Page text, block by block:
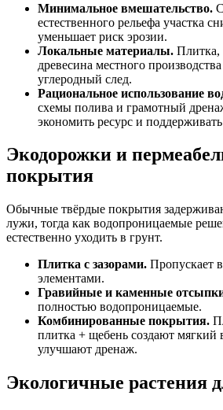
Минимальное вмешательство.
естественного рельефа участка
уменьшает риск эрозии.
Локальные материалы. Плитка,
древесина местного
углеродный след.
Рациональное использование
схемы полива и грамотный
экономить ресурс и
Экодорожки и
покрытия
Обычные твёрдые покрытия
лужи, тогда как водопроницаемые
естественно уходить в грунт.
Плитка с зазорами. Пропускает
элементами.
Гравийные и каменные
полностью водопроницаемые.
Комбинированные покрытия.
плитка + щебень создают мягкий
улучшают дренаж.
Экологичные растения